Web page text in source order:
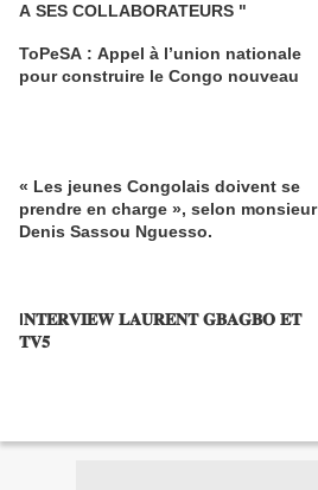
A SES COLLABORATEURS "
ToPeSA : Appel à l’union nationale
pour construire le Congo nouveau
« Les jeunes Congolais doivent se
prendre en charge », selon monsieur
Denis Sassou Nguesso.
I𝐍𝐓𝐄𝐑𝐕𝐈𝐄𝐖 𝐋𝐀𝐔𝐑𝐄𝐍𝐓 𝐆𝐁𝐀𝐆𝐁𝐎 𝐄𝐓
𝐓𝐕𝟓